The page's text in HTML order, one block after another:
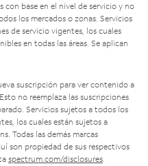
con base en el nivel de servicio y no
los mercados o zonas. Servicios
de servicio vigentes, los cuales
en todas las áreas. Se aplican
suscripción para ver contenido a
no reemplaza las suscripciones
Servicios sujetos a todos los
los cuales están sujetos a
Todas las demás marcas
son propiedad de sus respectivos
spectrum.com/disclosures.